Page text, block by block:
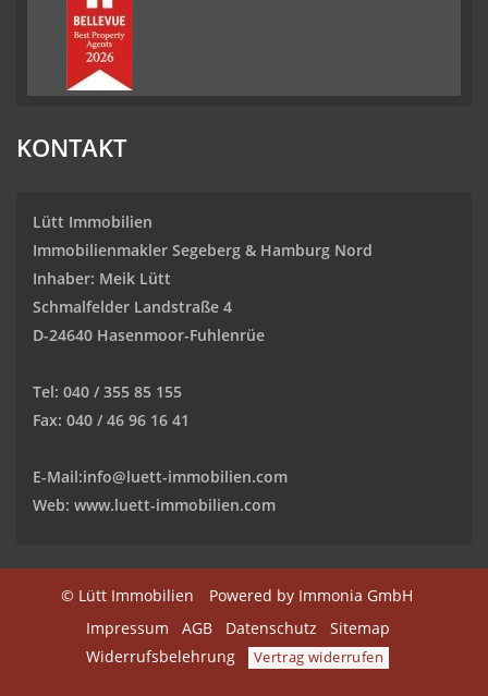
KONTAKT
Lütt Immobilien
Immobilienmakler Segeberg & Hamburg Nord
Inhaber: Meik Lütt
Schmalfelder Landstraße 4
D-24640 Hasenmoor-Fuhlenrüe
Tel: 040 / 355 85 155
Fax: 040 / 46 96 16 41
E-Mail:info@luett-immobilien.com
Web: www.luett-immobilien.com
© Lütt Immobilien
Powered by Immonia GmbH
Impressum
AGB Datenschutz
Sitemap
Widerrufsbelehrung
Vertrag widerrufen